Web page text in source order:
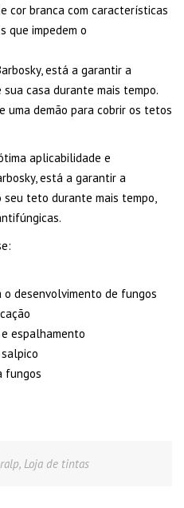
cor branca com características
que impedem o
está a garantir a
casa durante mais tempo.
uma demão para cobrir os tetos
aplicabilidade e
está a garantir a
teto durante mais tempo,
desenvolvimento de fungos
espalhamento
fungos
, Loja de tintas